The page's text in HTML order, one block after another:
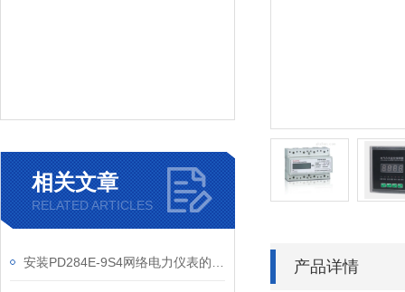
相关文章
RELATED ARTICLES
产品详情